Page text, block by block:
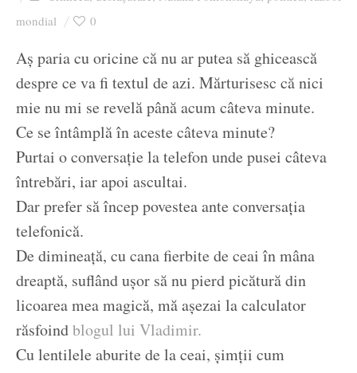
mondial
0
Aș paria cu oricine că nu ar putea să ghicească
despre ce va fi textul de azi. Mărturisesc că nici
mie nu mi se revelă până acum câteva minute.
Ce se întâmplă în aceste câteva minute?
Purtai o conversație la telefon unde pusei câteva
întrebări, iar apoi ascultai.
Dar prefer să încep povestea ante conversația
telefonică.
De dimineață, cu cana fierbite de ceai în mâna
dreaptă, suflând ușor să nu pierd picătură din
licoarea mea magică, mă așezai la calculator
răsfoindblogul lui Vladimir.
Cu lentilele aburite de la ceai, șimții cum